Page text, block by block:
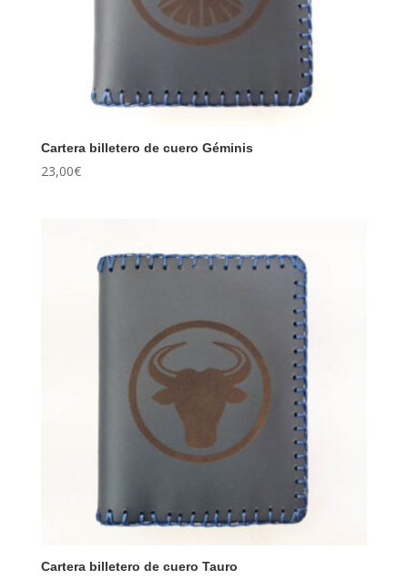
Cartera billetero de cuero Géminis
23,00€
Cartera billetero de cuero Tauro